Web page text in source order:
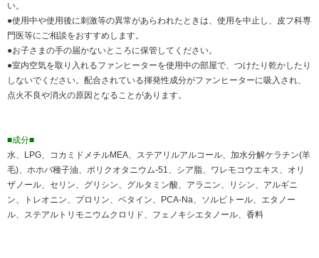
い。
●使用中や使用後に刺激等の異常があらわれたときは、使用を中止し、皮フ科専
門医等にご相談をおすすめします。
●お子さまの手の届かないところに保管してください。
●室内空気を取り入れるファンヒーターを使用中の部屋で、つけたり乾かしたり
しないでください。配合されている揮発性成分がファンヒーターに吸入され、
点火不良や消火の原因となることがあります。
■成分■
水、LPG、コカミドメチルMEA、ステアリルアルコール、加水分解ケラチン(羊
毛)、ホホバ種子油、ポリクオタニウム-51、シア脂、ワレモコウエキス、オリ
ザノール、セリン、グリシン、グルタミン酸、アラニン、リシン、アルギニ
ン、トレオニン、プロリン、ベタイン、PCA-Na、ソルビトール、エタノー
ル、ステアルトリモニウムクロリド、フェノキシエタノール、香料